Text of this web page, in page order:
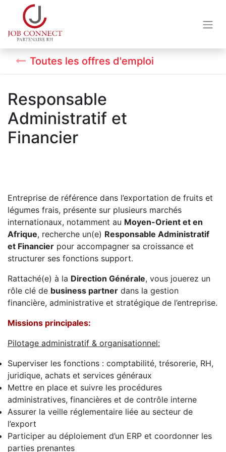
Toutes les offres d'emploi
Responsable
Administratif et
Financier
Entreprise de référence dans l’exportation de fruits et
légumes frais, présente sur plusieurs marchés
internationaux, notamment au Moyen-Orient et en
Afrique, recherche un(e) Responsable Administratif
et Financier pour accompagner sa croissance et
structurer ses fonctions support.
Rattaché(e) à la Direction Générale, vous jouerez un
rôle clé de business partner dans la gestion
financière, administrative et stratégique de l’entreprise.
Missions principales:
Pilotage administratif & organisationnel:
Superviser les fonctions : comptabilité, trésorerie, RH,
juridique, achats et services généraux
Mettre en place et suivre les procédures
administratives, financières et de contrôle interne
Assurer la veille réglementaire liée au secteur de
l’export
Participer au déploiement d’un ERP et coordonner les
parties prenantes